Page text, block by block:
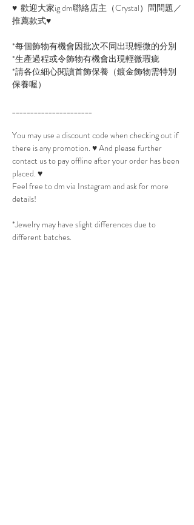
♥ 歡迎大家ig dm聯絡店主（Crystal）問問題／
推薦款式♥
*每個飾物有機會因批次不同出現輕微的分別
*生產過程或令飾物有機會出現輕微瑕疵
*請各位細心閱讀首飾保養（鍍金飾物需特別
保養喔）
______________________
You may use a discount code when checking out if
there is any promotion. ♥ And please further
contact us to pay offline after your order has been
placed. ♥
Feel free to dm via Instagram and ask for more
details!
*Jewelry may have slight differences due to
different batches.